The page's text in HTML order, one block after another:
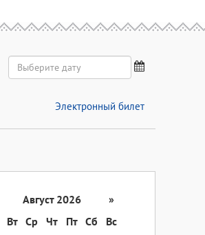
Электронный билет
Август 2026
»
Вт Ср Чт Пт Сб
Вс